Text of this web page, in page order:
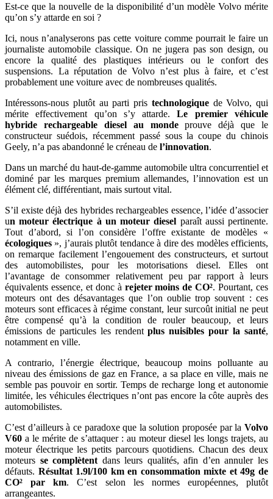
hybride
vidéo
sponsorisée
Est-ce que la nouvelle de la disponibilité d’un modèle Volvo mérite
qu’on s’y attarde en soi ?
Ici, nous n’analyserons pas cette voiture comme pourrait le faire un
journaliste automobile classique. On ne jugera pas son design, ou
encore la qualité des plastiques intérieurs ou le confort des
suspensions. La réputation de Volvo n’est plus à faire, et c’est
probablement une voiture avec de nombreuses qualités.
Intéressons-nous plutôt au parti pris technologique de Volvo, qui
mérite effectivement qu’on s’y attarde.Le premier véhicule
hybride rechargeable diesel au mondeprouve déjà que le
constructeur suédois, récemment passé sous la coupe du chinois
Geely, n’a pas abandonné le créneau de l’innovation.
Dans un marché du haut-de-gamme automobile ultra concurrentiel et
dominé par les marques premium allemandes, l’innovation est un
élément clé, différentiant, mais surtout vital.
S’il existe déjà des hybrides rechargeables essence, l’idée d’associer
un moteur électrique à un moteur diesel paraît aussi pertinente.
Tout d’abord, si l’on considère l’offre existante de modèles «
écologiques », j’aurais plutôt tendance à dire des modèles efficients,
on remarque facilement l’engouement des constructeurs, et surtout
des automobilistes, pour les motorisations diesel. Elles ont
l’avantage de consommer relativement peu par rapport à leurs
équivalents essence, et donc à rejeter moins de CO². Pourtant, ces
moteurs ont des désavantages que l’on oublie trop souvent : ces
moteurs sont efficaces à régime constant, leur surcoût initial ne peut
être compensé qu’à la condition de rouler beaucoup, et leurs
émissions de particules les rendentplus nuisibles pour la santé,
notamment en ville.
A contrario, l’énergie électrique, beaucoup moins polluante au
niveau des émissions de gaz en France, a sa place en ville, mais ne
semble pas pouvoir en sortir. Temps de recharge long et autonomie
limitée, les véhicules électriques n’ont pas encore la côte auprès des
automobilistes.
C’est d’ailleurs à ce paradoxe que la solution proposée par la Volvo
V60 a le mérite de s’attaquer : au moteur diesel les longs trajets, au
moteur électrique les petits parcours quotidiens. Chacun des deux
moteurs se complètent dans leurs qualités, afin d’en annuler les
défauts. Résultat 1.9l/100 km en consommation mixte et 49g de
CO² par km. C’est selon les normes européennes, plutôt
arrangeantes.